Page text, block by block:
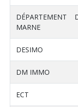
DÉPARTEMENT
MARNE
DESIMO
DM IMMO
ECT